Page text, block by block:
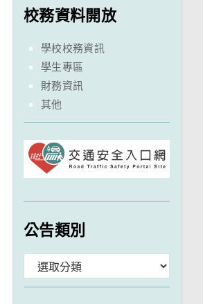
校務資料開放
學校校務資訊
學生專區
財務資訊
其他
公告類別
類